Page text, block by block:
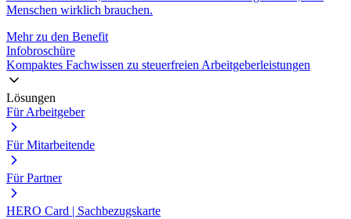
Menschen wirklich brauchen.
Mehr zu den Benefit
Infobroschüre
Kompaktes Fachwissen zu steuerfreien Arbeitgeberleistungen
Lösungen
Für Arbeitgeber
Für Mitarbeitende
Für Partner
HERO Card | Sachbezugskarte